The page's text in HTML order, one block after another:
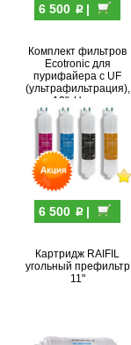
6 500 p|
Комплект фильтров
Ecotronic для
пурифайера c UF
(ультрафильтрация),
12", U-тип
6 500 p|
Картридж RAIFIL
угольный префильтр
11"